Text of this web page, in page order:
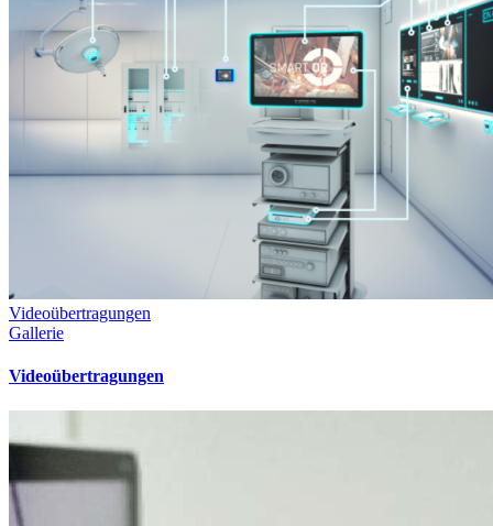
Videoübertragungen
Gallerie
Videoübertragungen